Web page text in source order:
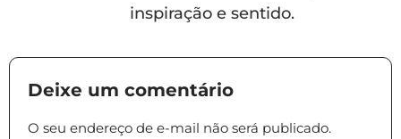
inspiração e sentido.
Deixe um comentário
O seu endereço de e-mail não será publicado.